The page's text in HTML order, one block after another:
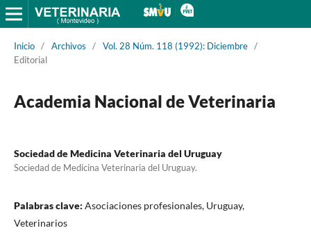
Inicio / Archivos / Vol. 28 Núm. 118 (1992): Diciembre /
Editorial
Academia Nacional de Veterinaria
Sociedad de Medicina Veterinaria del Uruguay
Sociedad de Medicina Veterinaria del Uruguay.
Palabras clave: Asociaciones profesionales, Uruguay,
Veterinarios